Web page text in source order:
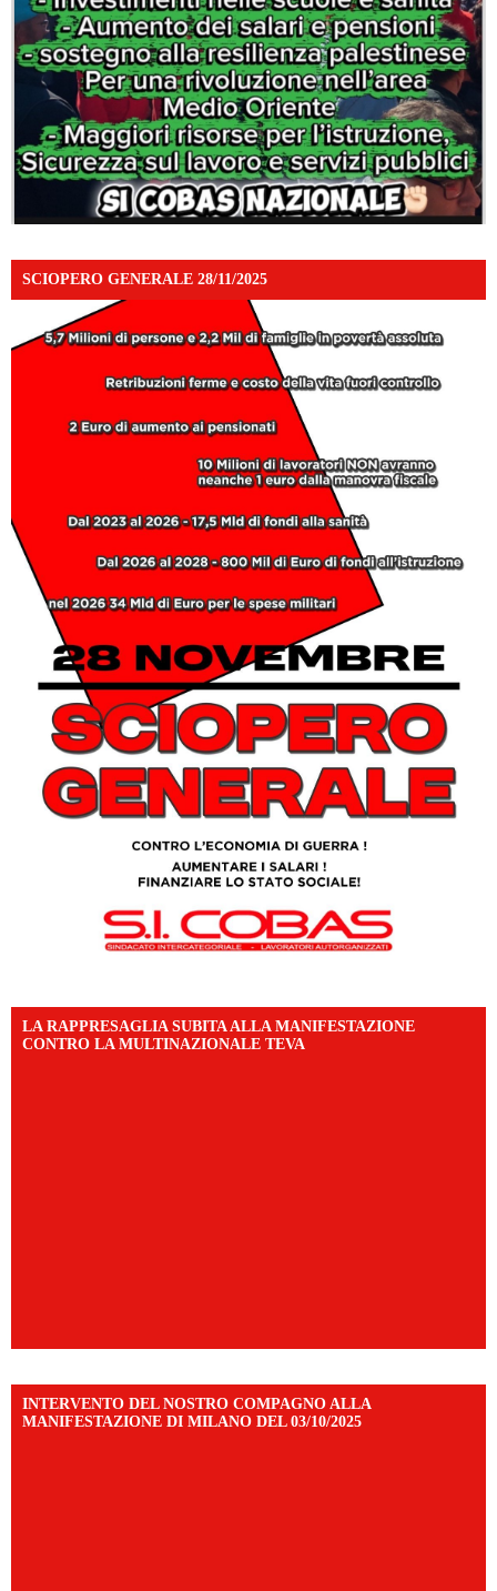
SCIOPERO GENERALE 28/11/2025
LA RAPPRESAGLIA SUBITA ALLA MANIFESTAZIONE
CONTRO LA MULTINAZIONALE TEVA
INTERVENTO DEL NOSTRO COMPAGNO ALLA
MANIFESTAZIONE DI MILANO DEL 03/10/2025